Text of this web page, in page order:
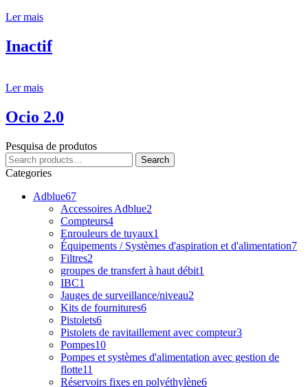
Ler mais
Inactif
Ler mais
Ocio 2.0
Pesquisa de produtos
Search
for:
Search
Categories
Adblue67
Accessoires Adblue2
Compteurs4
Enrouleurs de tuyaux1
Équipements / Systèmes d'aspiration et d'alimentation7
Filtres2
groupes de transfert à haut débit1
IBC1
Jauges de surveillance/niveau2
Kits de fournitures6
Pistolets6
Pistolets de ravitaillement avec compteur3
Pompes10
Pompes et systèmes d'alimentation avec gestion de
flotte11
Réservoirs fixes en polyéthylène6